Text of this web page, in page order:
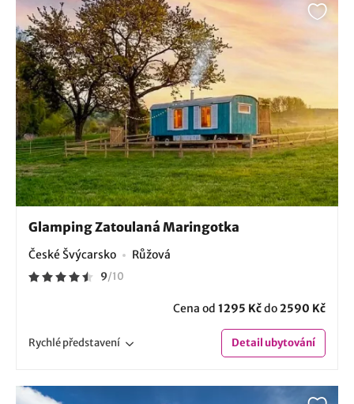
Glamping Zatoulaná Maringotka
České Švýcarsko Růžová
9/10
Cena od 1295 Kčdo2590 Kč
Rychlépředstavení Detailubytování